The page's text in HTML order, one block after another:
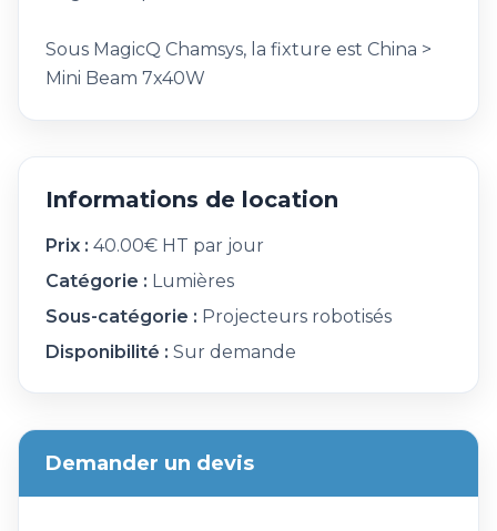
Sous MagicQ Chamsys, la fixture est China >
Mini Beam 7x40W
Informations de location
Prix : 40.00€ HT par jour
Catégorie : Lumières
Sous-catégorie : Projecteurs robotisés
Disponibilité : Sur demande
Demander un devis